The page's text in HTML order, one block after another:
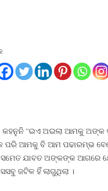
କହନୁନି “ଇଏ ଅଇଲା ଆମକୁ
ଆମକୁ ବି ଆମ ପଢାରମ୍ଭ
ଯାବତ ଅଙ୍କଙ୍କ ଆଗରେ
ଜଟିଳ ହିଁ ଲାଗୁଥିଲା ।